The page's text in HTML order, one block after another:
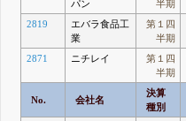
パン
半期
2819
エバラ食品工
業
第１四
半期
2871 ニチレイ
第１四
半期
No. 会社名
決算
種別